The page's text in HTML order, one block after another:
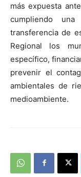
más expuesta
cumpliendo
transferencia de
Regional los
específico,
prevenir el
ambientales de
medioambiente.